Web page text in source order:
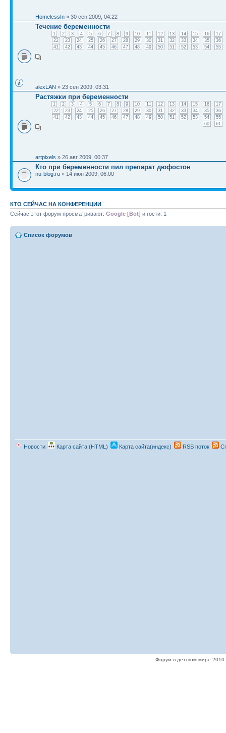
HomelessIn » 30 сен 2009, 04:22
Течение беременности
1 2 3 4 5 6 7 8 9 10 11 12 13 14 15 16
17
22
23 24 25 26 27 28 29 30 31 32 33 34 35
36
41
42 43 44 45 46 47 48 49 50 51 52 53 54 55
alexLAN » 23 сен 2009, 03:31
Растяжки при беременности
1 2 3 4 5 6 7 8 9 10 11 12 13 14 15 16
17
22
23 24 25 26 27 28 29 30 31 32 33 34 35
36
41
42 43 44 45 46 47 48 49 50 51 52 53 54
55
60
61
artpixels » 26 авг 2009, 00:37
Кто при беременности пил препарат дюфостон
nu-blog.ru » 14 июн 2009, 06:00
КТО СЕЙЧАС НА КОНФЕРЕНЦИИ
Сейчас этот форум просматривают: Google [Bot] и гости: 1
Список форумов
Новости Карта сайта (HTML) Карта сайта(индекс) RSS поток
Форум в детском мире